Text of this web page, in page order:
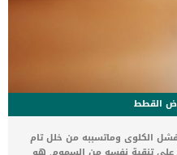
القطط
الكلوى وماتسببه من خلل تام